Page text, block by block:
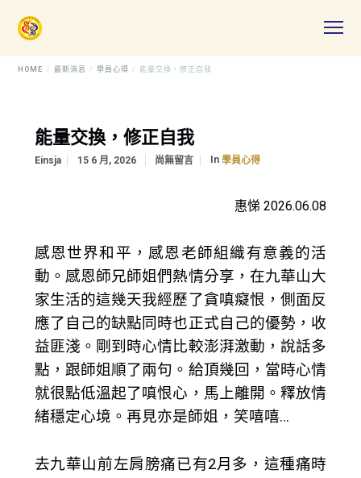
HOME 最新消息 學員心得 能量交換，修正自我
能量交換，修正自我
Einsja 15 6 月, 2026 尚無留言 In 學員心得
惠悌 2026.06.08
感恩世界和平，感恩老師組織有意義的活
動。感恩師兄師姐們熱情分享，在九華山大
家生活的這幾天我經歷了貪嗔癡恨，側面反
應了自己的缺點同時也正式自己的優勢，收
益匪淺。剛到時心情比較澎湃激動，說話多
點，跟師姐順了兩句。給頂幾回，當時心情
就很點低溫起了嗔恨心，馬上離開。釋放情
緒穩定心境。再見亦是師姐，笑嘻嘻…
去九華山前左肩膀痛已有2月多，這種痛時